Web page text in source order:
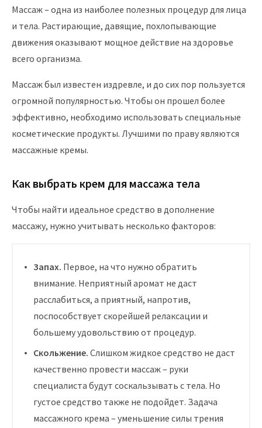
Массаж – одна из наиболее полезных процедур для лица
и тела. Растирающие, давящие, похлопывающие
движения оказывают мощное действие на здоровье
всего организма.
Массаж был известен издревле, и до сих пор пользуется
огромной популярностью. Чтобы он прошел более
эффективно, необходимо использовать специальные
косметические продукты. Лучшими по праву являются
массажные кремы.
Как выбрать крем для массажа тела
Чтобы найти идеальное средство в дополнение
массажу, нужно учитывать несколько факторов:
Запах. Первое, на что нужно обратить
внимание. Неприятный аромат не даст
расслабиться, а приятный, напротив,
поспособствует скорейшей релаксации и
большему удовольствию от процедур.
Скольжение. Слишком жидкое средство не даст
качественно провести массаж – руки
специалиста будут соскальзывать с тела. Но
густое средство также не подойдет. Задача
массажного крема – уменьшение силы трения